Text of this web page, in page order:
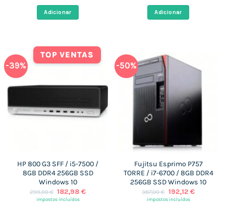
era:
299,00 €.
Adicionar
era:
249,00 €.
Adicionar
-39%
TOP VENTAS
HP 800 G3 SFF / i5-7500 /
8GB DDR4 256GB SSD
Windows 10
299,00€ O
preço
182,98€O
impostos incluídos
-50%
Fujitsu Esprimo P757
TORRE / i7-6700 / 8GB DDR4
256GB SSD Windows 10
387,00€ O
preço
192,12 €O
impostos incluídos